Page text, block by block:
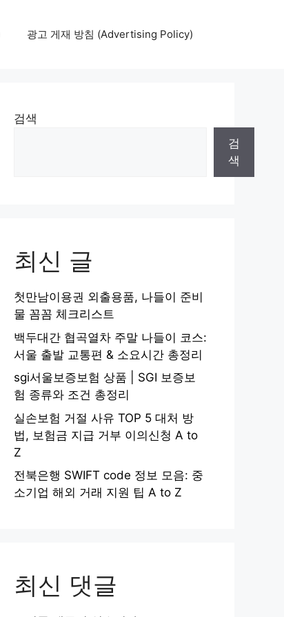
광고 게재 방침 (Advertising Policy)
검색
검
색
최신 글
첫만남이용권 외출용품, 나들이 준비
물 꼼꼼 체크리스트
백두대간 협곡열차 주말 나들이 코스:
서울 출발 교통편 & 소요시간 총정리
sgi서울보증보험 상품 | SGI 보증보
험 종류와 조건 총정리
실손보험 거절 사유 TOP 5 대처 방
법, 보험금 지급 거부 이의신청 A to
Z
전북은행 SWIFT code 정보 모음: 중
소기업 해외 거래 지원 팁 A to Z
최신 댓글